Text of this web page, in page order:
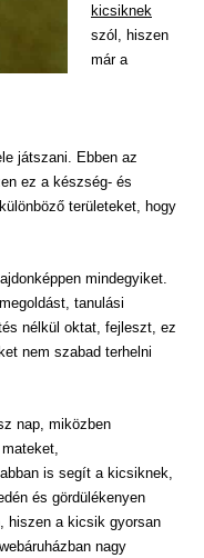
kicsiknek
szól, hiszen
már a
játszani. Ebben az
ez a készség- és
területeket, hogy
mindegyiket.
tanulási
nélkül oktat, fejleszt, ez
nem szabad terhelni
nap, miközben
is segít a kicsiknek,
és gördülékenyen
hiszen a kicsik gyorsan
nagy